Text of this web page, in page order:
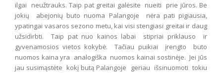
ilgai neužtrauks. Taip pat greitai galėsite nueiti prie jūros. Be
jokių abejonių buto nuoma Palangoje nėra pati pigiausia,
ypatingai vasaros sezono metu, kai visi stengiasi greitai ir daug
užsidirbti. Taip pat nuo kainos labai stipriai priklauso ir
gyvenamosios vietos kokybė. Tačiau puikiai įrengto buto
nuomos kaina yra analogiška nuomos kainai sostinėje. Jei jūs
jau susimąstėte kokį butą Palangoje geriau išsinuomoti tokiu